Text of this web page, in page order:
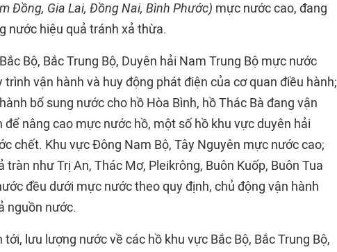
Đồng, Gia Lai, Đồng Nai, Bình Phước) mực nước cao, đang
nước hiệu quả tránh xả thừa.
Bộ, Bắc Trung Bộ, Duyên hải Nam Trung Bộ mực nước
vận hành và huy động phát điện của cơ quan điều hành;
bổ sung nước cho hồ Hòa Bình, hồ Thác Bà đang vận
nâng cao mực nước hồ, một số hồ khu vực duyên hải
chết. Khu vực Đông Nam Bộ, Tây Nguyên mực nước cao;
như Trị An, Thác Mơ, Pleikrông, Buôn Kuốp, Buôn Tua
đều dưới mực nước theo quy định, chủ động vận hành
nguồn nước.
lưu lượng nước về các hồ khu vực Bắc Bộ, Bắc Trung Bộ,